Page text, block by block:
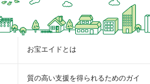
お宝エイドとは
質の高い支援を得られるためのガイ